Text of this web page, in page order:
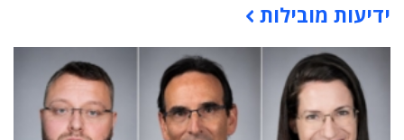
תוכן פרסומי
ידיעות מובילות